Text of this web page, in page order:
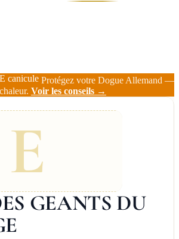
canicule Protégez votre Dogue Allemand —
Voir les conseils →
E
GEANTS DU